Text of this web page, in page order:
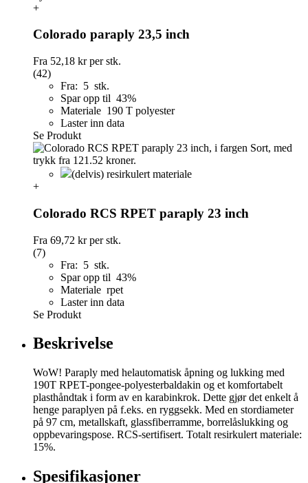
+
Colorado paraply 23,5 inch
Fra 52,18 krper stk.
(42)
Fra: 5 stk.
Spar opp til 43%
Materiale 190 T polyester
Laster inn data
Se Produkt
(delvis) resirkulert materiale
+
Colorado RCS RPET paraply 23 inch
Fra 69,72 krper stk.
(7)
Fra: 5 stk.
Spar opp til 43%
Materiale rpet
Laster inn data
Se Produkt
Beskrivelse
WoW! Paraply med helautomatisk åpning og lukking med
190T RPET-pongee-polyesterbaldakin og et komfortabelt
plasthåndtak i form av en karabinkrok. Dette gjør det enkelt å
henge paraplyen på f.eks. en ryggsekk. Med en stordiameter
på 97 cm, metallskaft, glassfiberramme, borrelåslukking og
oppbevaringspose. RCS-sertifisert. Totalt resirkulert materiale:
15%.
Spesifikasjoner